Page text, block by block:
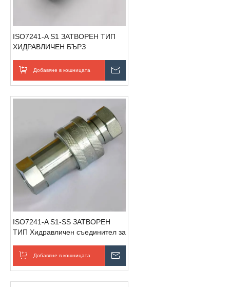
ISO7241-A S1 ЗАТВОРЕН ТИП
ХИДРАВЛИЧЕН БЪРЗ
Добавяне в кошницата
ISO7241-A S1-SS ЗАТВОРЕН
ТИП Хидравличен съединител за
(неръждаема стомана)
Добавяне в кошницата